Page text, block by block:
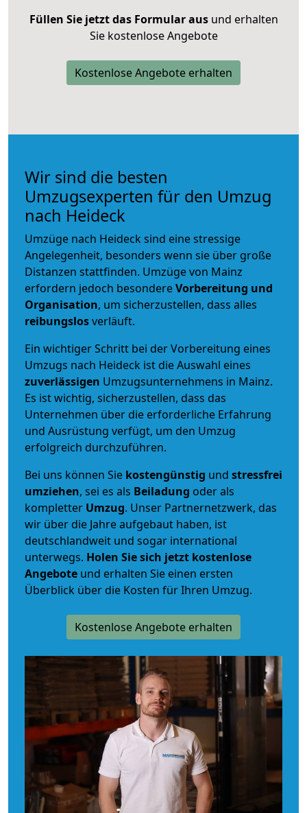
Füllen Sie jetzt das Formular ausund erhalten
Sie kostenlose Angebote
Kostenlose Angebote erhalten
Wir sind die besten
Umzugsexperten für den Umzug
nach Heideck
Umzüge nach Heideck sind eine stressige
Angelegenheit, besonders wenn sie über große
Distanzen stattfinden. Umzüge von Mainz
erfordern jedoch besondereVorbereitung und
Organisation, um sicherzustellen, dass alles
reibungslosverläuft.
Ein wichtiger Schritt bei der Vorbereitung eines
Umzugs nach Heideck ist die Auswahl eines
zuverlässigen Umzugsunternehmens in Mainz.
Es ist wichtig, sicherzustellen, dass das
Unternehmen über die erforderliche Erfahrung
und Ausrüstung verfügt, um den Umzug
erfolgreich durchzuführen.
Bei uns können Sie kostengünstig und stressfrei
umziehen, sei es als Beiladung oder als
kompletter Umzug. Unser Partnernetzwerk, das
wir über die Jahre aufgebaut haben, ist
deutschlandweit und sogar international
unterwegs. Holen Sie sich jetzt kostenlose
Angebote und erhalten Sie einen ersten
Überblick über die Kosten für Ihren Umzug.
Kostenlose Angebote erhalten